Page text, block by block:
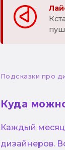
Подсказки про
Куда
Каждый месяц
дизайнеров.